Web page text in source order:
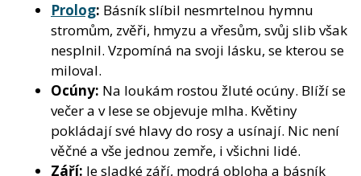
Prolog: Básník slíbil nesmrtelnou hymnu
stromům, zvěři, hmyzu a vřesům, svůj slib však
nesplnil. Vzpomíná na svoji lásku, se kterou se
miloval.
Ocúny: Na loukám rostou žluté ocúny. Blíží se
večer a v lese se objevuje mlha. Květiny
pokládají své hlavy do rosy a usínají. Nic není
věčné a vše jednou zemře, i všichni lidé.
Září: Je sladké září, modrá obloha a básník